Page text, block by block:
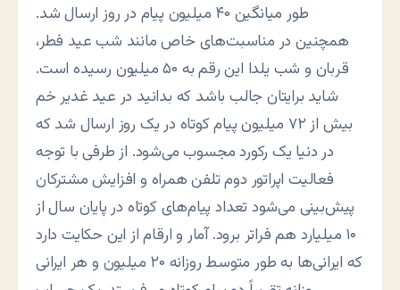
طور میانگین ۴۰ میلیون پیام در روز ارسال شد.
همچنین در مناسبت‌های خاص مانند شب عید فطر،
قربان و شب یلدا این رقم به ۵۰ میلیون رسیده است.
شاید برایتان جالب باشد که بدانید در عید غدیر خم
بیش از ۷۲ میلیون پیام کوتاه در یک روز ارسال شد که
در دنیا یک رکورد مجسوب می‌شود. از طرفی با توجه
فعالیت اپراتور دوم تلفن همراه و افزایش مشترکان
پیش‌بینی می‌شود تعداد پیام‌های کوتاه در پایان سال از
۱۰ میلیارد هم فراتر برود. آمار و ارقام از این حکایت دارد
که ایرانی‌ها به طور متوسط روزانه ۲۰ میلیون و هر ایرانی